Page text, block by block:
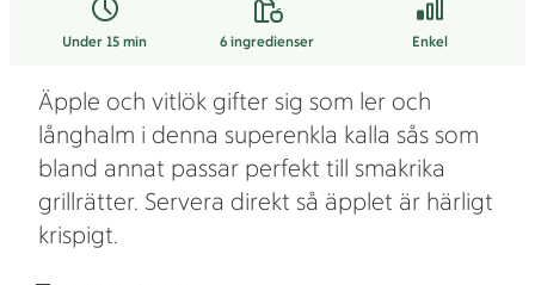
Under 15 min 6ingredienser Enkel
Äpple och vitlök gifter sig som ler och
långhalm i denna superenkla kalla sås som
bland annat passar perfekt till smakrika
grillrätter. Servera direkt så äpplet är härligt
krispigt.